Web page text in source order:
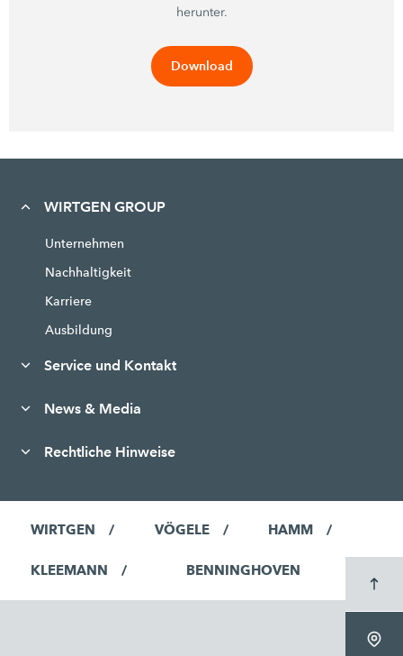
herunter.
Download
WIRTGEN GROUP
Unternehmen
Nachhaltigkeit
Karriere
Ausbildung
Service und Kontakt
News & Media
Rechtliche Hinweise
WIRTGEN VÖGELE HAMM
KLEEMANN BENNINGHOVEN